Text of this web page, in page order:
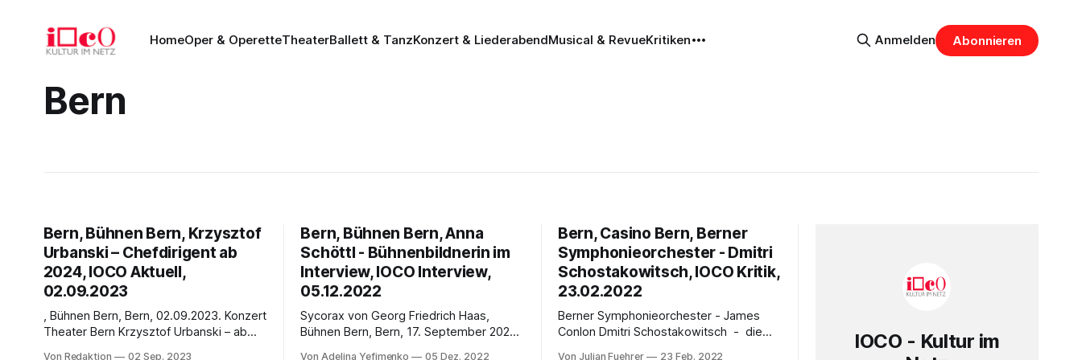
HomeOper & OperetteTheaterBallett & TanzKonzert & LiederabendMusical & RevueKritiken Anmelden Abonnieren
Bern
Bern, Bühnen Bern, Krzysztof
Urbanski – Chefdirigent ab
2024, IOCO Aktuell,
02.09.2023
, Bühnen Bern, Bern, 02.09.2023. Konzert
Theater Bern Krzysztof Urbanski – ab
Von Redaktion 02 Sep. 2023
Bern, Bühnen Bern, Anna
Schöttl - Bühnenbildnerin im
Interview, IOCO Interview,
05.12.2022
Sycorax von Georg Friedrich Haas,
Bühnen Bern, Bern, 17. September 2022.
Von Adelina Yefimenko 05 Dez. 2022
Bern, Casino Bern, Berner
Symphonieorchester - Dmitri
Schostakowitsch, IOCO Kritik,
23.02.2022
Berner Symphonieorchester - James
Conlon Dmitri Schostakowitsch - die
Von Julian Fuehrer 23 Feb. 2022
IOCO - Kultur im